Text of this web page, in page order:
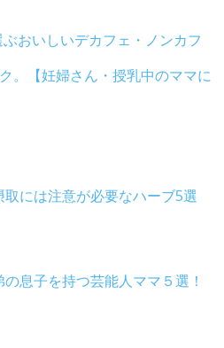
おいしいデカフェ・ノンカフ
。【妊婦さん・授乳中のママに
取には注意が必要なハーブ5選
息子を持つ芸能人ママ５選！